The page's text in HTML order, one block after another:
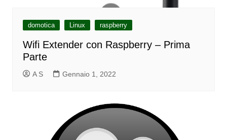
domotica Linux raspberry
Wifi Extender con Raspberry – Prima
Parte
A S Gennaio 1, 2022